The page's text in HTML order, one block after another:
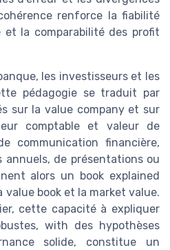
renforce la fiabilité
et la comparabilité des profit
les investisseurs et les
pédagogie se traduit par
sur la value company et sur
comptable et valeur de
communication financière,
annuels, de présentations ou
alors un book explained
book et la market value.
cette capacité à expliquer
with des hypothèses
solide, constitue un